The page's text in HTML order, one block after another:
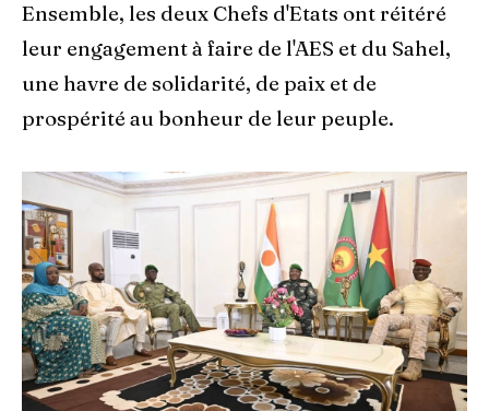
Ensemble, les deux Chefs d'Etats ont réitéré
leur engagement à faire de l'AES et du Sahel,
une havre de solidarité, de paix et de
prospérité au bonheur de leur peuple.